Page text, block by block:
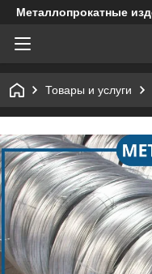
Металлопрокатные
Товары и услуги